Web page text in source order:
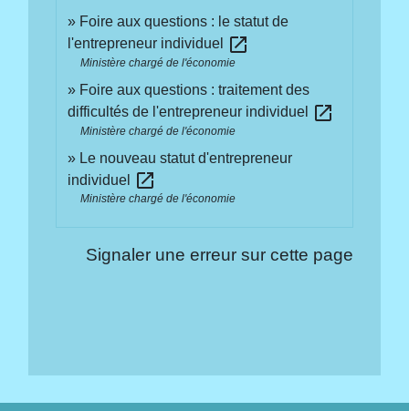
Foire aux questions : le statut de
l'entrepreneur individuel
open_in_new
Ministère chargé de l'économie
Foire aux questions : traitement des
difficultés de l'entrepreneur individuel
open_in_new
Ministère chargé de l'économie
Le nouveau statut d'entrepreneur
individuel
open_in_new
Ministère chargé de l'économie
Signaler une erreur sur cette page